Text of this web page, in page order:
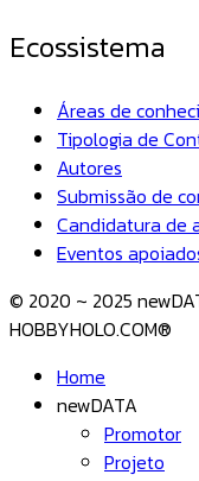
Ecossistema
Áreas de
Tipologia de
Autores
Submissão de
Candidatura de
Eventos
© 2020 ~ 2025
HOBBYHOLO.COM®
Home
newDATA
Promotor
Projeto